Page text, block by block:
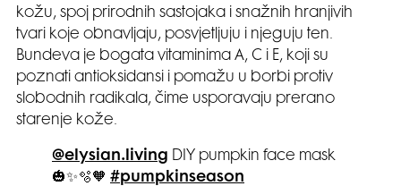
kožu, spoj prirodnih sastojaka i snažnih hranjivih
tvari koje obnavljaju, posvjetljuju i njeguju ten.
Bundeva je bogata vitaminima A, C i E, koji su
poznati antioksidansi i pomažu u borbi protiv
slobodnih radikala, čime usporavaju prerano
starenje kože.
@elysian.living DIY pumpkin face mask
🎃✨🫧🧡 #pumpkinseason